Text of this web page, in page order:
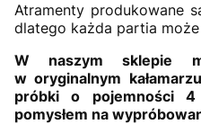
Atramenty produkowane
dlatego każda partia
W naszym sklepie
w oryginalnym
próbki o pojemności
pomysłem na